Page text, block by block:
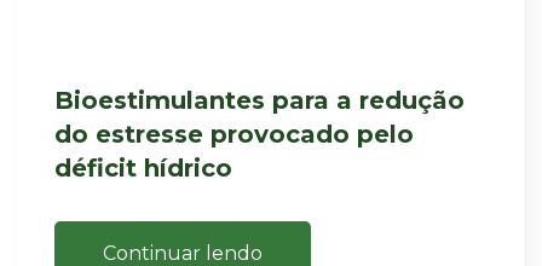
Bioestimulantes para a redução
do estresse provocado pelo
déficit hídrico
Continuar lendo